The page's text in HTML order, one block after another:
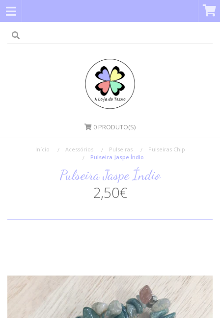
0 PRODUTO(S)
Início Acessórios Pulseiras
Pulseiras Chip
Pulseira Jaspe Índio
Pulseira Jaspe Índio
2,50€